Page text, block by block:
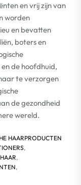
en vrij zijn van
worden
en bevatten
boters en
de hoofdhuid,
te verzorgen
de gezondheid
wereld.
HAARPRODUCTEN
,
,
,